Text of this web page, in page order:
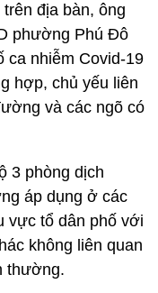
địa bàn, ông
phường Phú Đô
ca nhiễm Covid-19
hợp, chủ yếu liên
và các ngõ có
3 phòng dịch
áp dụng ở các
vực tổ dân phố với
không liên quan
thường.